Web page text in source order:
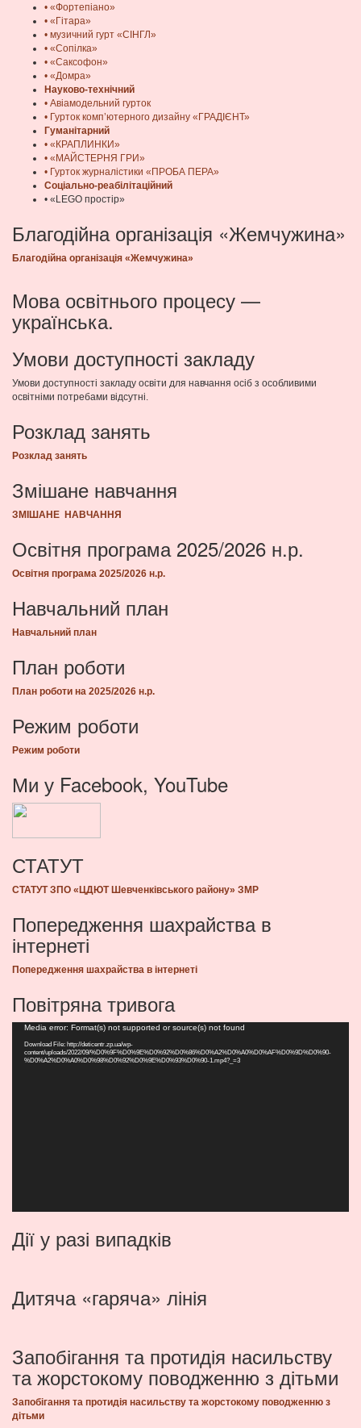
• «Фортепіано»
• «Гітара»
• музичний гурт «СІНГЛ»
• «Сопілка»
• «Саксофон»
• «Домра»
Науково-технічний
• Авіамодельний гурток
• Гурток комп’ютерного дизайну «ГРАДІЄНТ»
Гуманітарний
• «КРАПЛИНКИ»
• «МАЙСТЕРНЯ ГРИ»
• Гурток журналістики «ПРОБА ПЕРА»
Соціально-реабілітаційний
• «LEGO простір»
Благодійна організація «Жемчужина»
Благодійна організація «Жемчужина»
Мова освітнього процесу —
українська.
Умови доступності закладу
Умови доступності закладу освіти для навчання осіб з особливими
освітніми потребами відсутні.
Розклад занять
Розклад занять
Змішане навчання
ЗМІШАНЕ НАВЧАННЯ
Освітня програма 2025/2026 н.р.
Освітня програма 2025/2026 н.р.
Навчальний план
Навчальний план
План роботи
План роботи на 2025/2026 н.р.
Режим роботи
Режим роботи
Ми у Facebook, YouTube
СТАТУТ
СТАТУТ ЗПО «ЦДЮТ Шевченківського району» ЗМР
Попередження шахрайства в
інтернеті
Попередження шахрайства в інтернеті
Повітряна тривога
Видеоплеер
Media error: Format(s) not supported or source(s) not found
Download File: http://deticentr.zp.ua/wp-
content/uploads/2022/09/%D0%9F%D0%9E%D0%92%D0%86%D0%A2%D0%A0%D0%AF%D0%9D%D0%90-
%D0%A2%D0%A0%D0%98%D0%92%D0%9E%D0%93%D0%90-1.mp4?_=3
Дії у разі випадків
Дитяча «гаряча» лінія
Запобігання та протидія насильству
та жорстокому поводженню з дітьми
Запобігання та протидія насильству та жорстокому поводженню з
дітьми